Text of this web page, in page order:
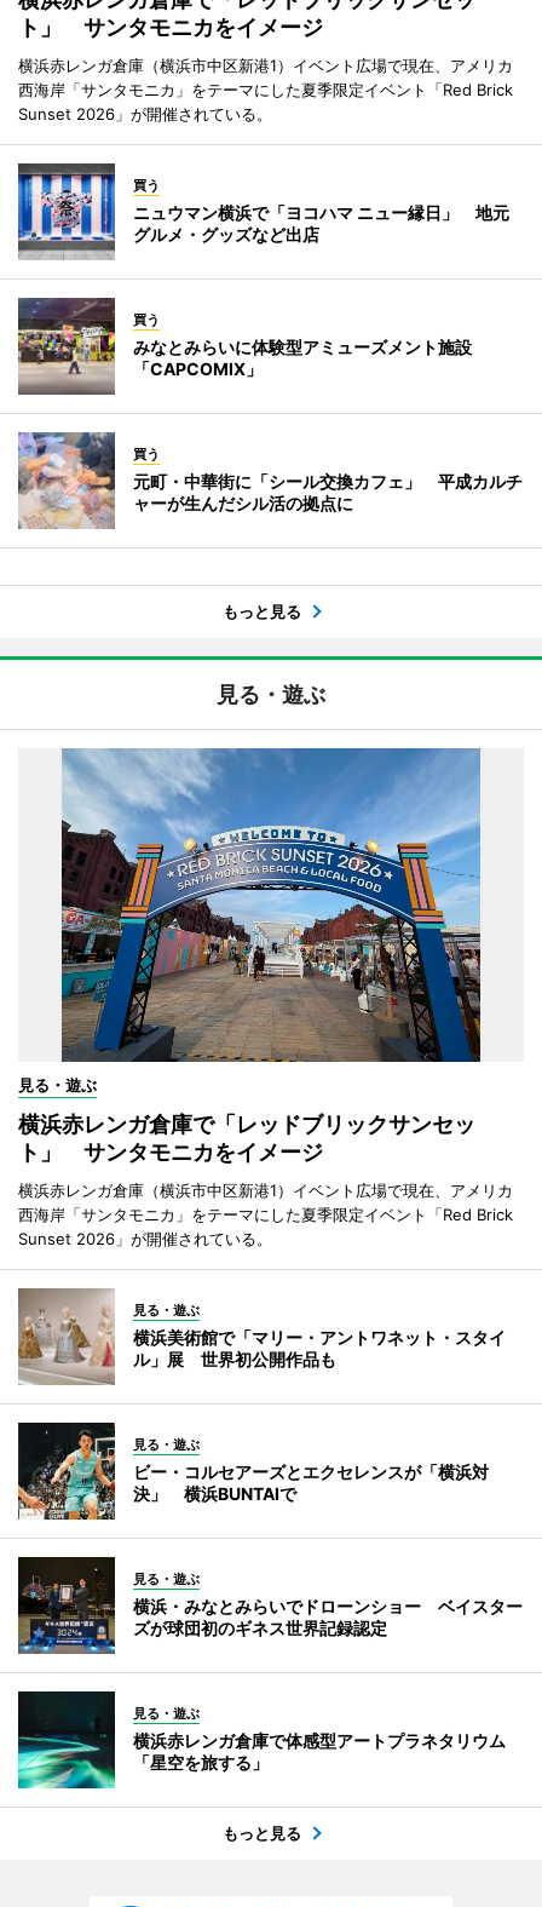
ト」 サンタモニカをイメージ
横浜赤レンガ倉庫（横浜市中区新港1）イベント広場で現在、アメリカ
西海岸「サンタモニカ」をテーマにした夏季限定イベント「Red Brick
Sunset 2026」が開催されている。
買う
ニュウマン横浜で「ヨコハマ ニュー縁日」 地元
グルメ・グッズなど出店
買う
みなとみらいに体験型アミューズメント施設
「CAPCOMIX」
買う
元町・中華街に「シール交換カフェ」 平成カルチ
ャーが生んだシル活の拠点に
もっと見る
見る・遊ぶ
見る・遊ぶ
横浜赤レンガ倉庫で「レッドブリックサンセッ
ト」 サンタモニカをイメージ
横浜赤レンガ倉庫（横浜市中区新港1）イベント広場で現在、アメリカ
西海岸「サンタモニカ」をテーマにした夏季限定イベント「Red Brick
Sunset 2026」が開催されている。
見る・遊ぶ
横浜美術館で「マリー・アントワネット・スタイ
ル」展 世界初公開作品も
見る・遊ぶ
ビー・コルセアーズとエクセレンスが「横浜対
決」 横浜BUNTAIで
見る・遊ぶ
横浜・みなとみらいでドローンショー ベイスター
ズが球団初のギネス世界記録認定
見る・遊ぶ
横浜赤レンガ倉庫で体感型アートプラネタリウム
「星空を旅する」
もっと見る